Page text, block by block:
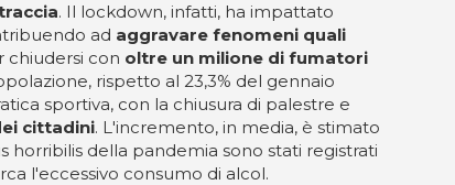
. Il lockdown, infatti, ha impattato
ad aggravare fenomeni quali
chiudersi con oltre un milione di fumatori
rispetto al 23,3% del gennaio
sportiva, con la chiusura di palestre e
cittadini. L'incremento, in media, è stimato
della pandemia sono stati registrati
l'eccessivo consumo di alcol.